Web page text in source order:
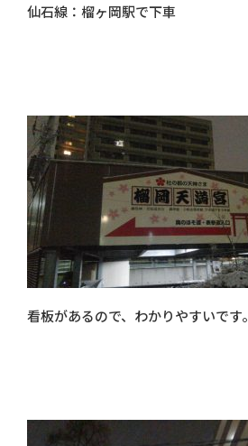
仙石線：榴ヶ岡駅で下車
看板があるので、わかりやすいです。